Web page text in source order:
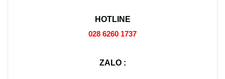
HOTLINE
028 6260 1737
ZALO :